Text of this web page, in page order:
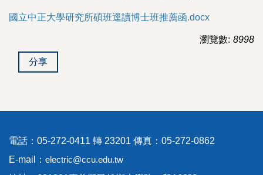
國立中正大學研究所碩班逕讀博士班推薦函.docx
瀏覽數: 8998
分享
電話：05-272-0411 轉 23201 傳真：05-272-0862
E-mail： electric@ccu.edu.tw